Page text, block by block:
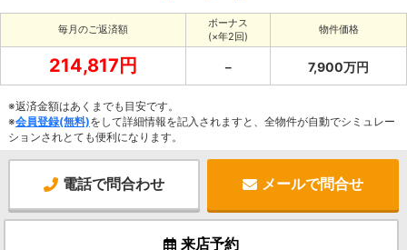
毎月のご返済額
ボーナス
(×年2回)
物件価格
214,817円 － 7,900万円
※返済金額はあくまでも目安です。
※会員登録(無料)をして詳細情報を記入されますと、全物件が自動でシミュレー
ションされとても便利になります。
電話で問合わせ メールで問合せ
来店予約